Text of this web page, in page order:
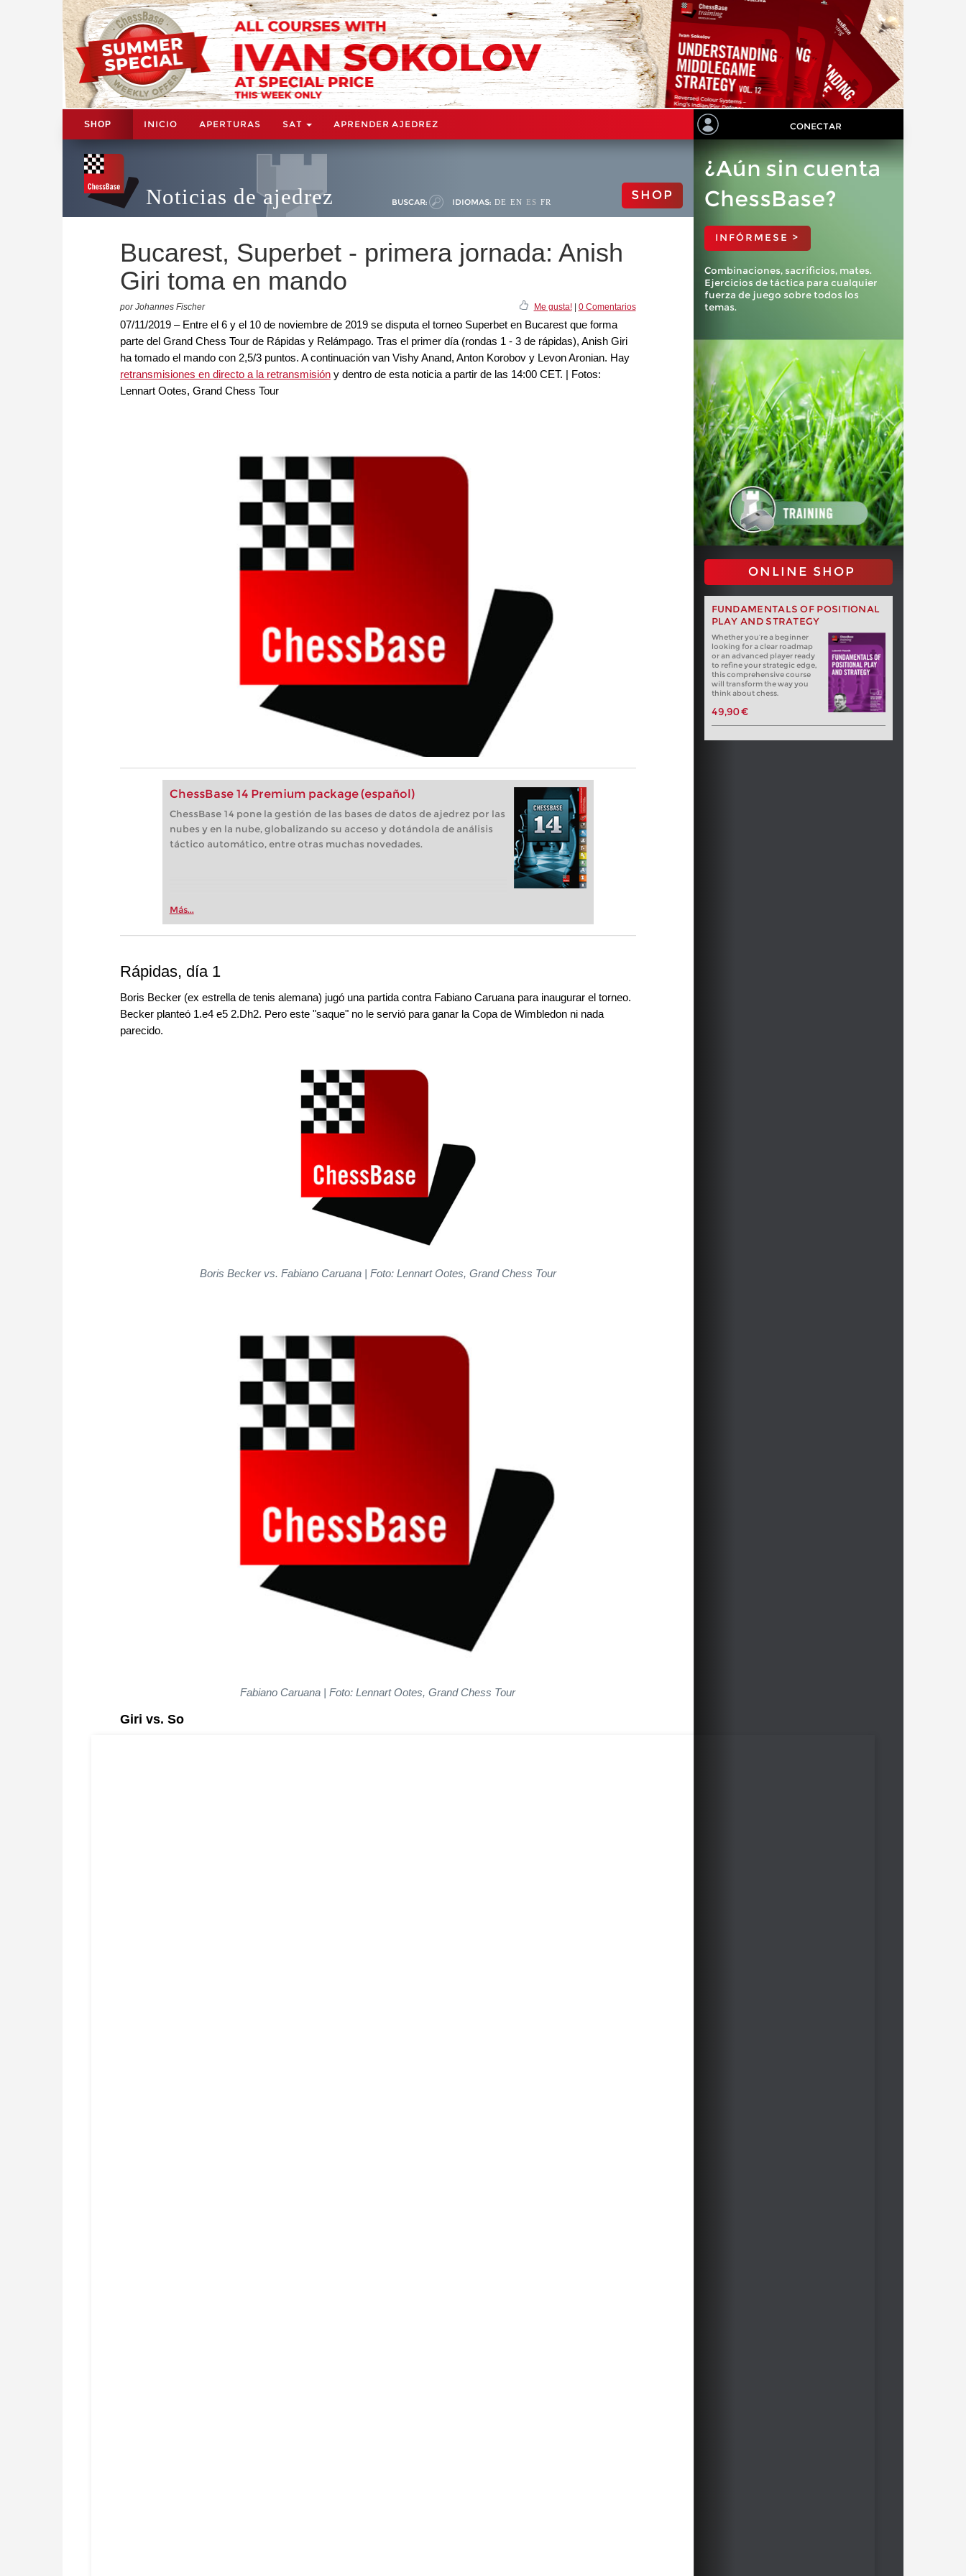
SHOP INICIO APERTURAS SAT APRENDER AJEDREZ CONECTAR
Noticias de ajedrez BUSCAR: IDIOMAS: DE EN ES FR SHOP
Bucarest, Superbet - primera jornada: Anish
Giri toma en mando
por Johannes Fischer Me gusta!| 0 Comentarios
07/11/2019 – Entre el 6 y el 10 de noviembre de 2019 se disputa el torneo Superbet en Bucarest que forma
parte del Grand Chess Tour de Rápidas y Relámpago. Tras el primer día (rondas 1 - 3 de rápidas), Anish Giri
ha tomado el mando con 2,5/3 puntos. A continuación van Vishy Anand, Anton Korobov y Levon Aronian. Hay
retransmisiones en directo a la retransmisión y dentro de esta noticia a partir de las 14:00 CET. | Fotos:
Lennart Ootes, Grand Chess Tour
ChessBase 14 Premium package (español)
ChessBase 14 pone la gestión de las bases de datos de ajedrez por las
nubes y en la nube, globalizando su acceso y dotándola de análisis
táctico automático, entre otras muchas novedades.
Más...
¿Aún sin cuenta
ChessBase?
INFÓRMESE >
Combinaciones, sacrificios, mates.
Ejercicios de táctica para cualquier
fuerza de juego sobre todos los
temas.
ONLINE SHOP
FUNDAMENTALS OF POSITIONAL
PLAY AND STRATEGY
Whether you‘re a beginner
looking for a clear roadmap
or an advanced player ready
to refine your strategic edge,
this comprehensive course
will transform the way you
think about chess.
49,90 €
Rápidas, día 1
Boris Becker (ex estrella de tenis alemana) jugó una partida contra Fabiano Caruana para inaugurar el torneo.
Becker planteó 1.e4 e5 2.Dh2. Pero este "saque" no le servió para ganar la Copa de Wimbledon ni nada
parecido.
Boris Becker vs. Fabiano Caruana | Foto: Lennart Ootes, Grand Chess Tour
Fabiano Caruana | Foto: Lennart Ootes, Grand Chess Tour
Giri vs. So